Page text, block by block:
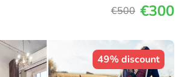
€500 €300
49% discount